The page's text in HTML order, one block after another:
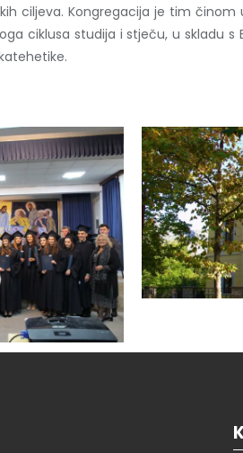
ciljeva. Kongregacija je tim
ciklusa studija i stječu, u skladu